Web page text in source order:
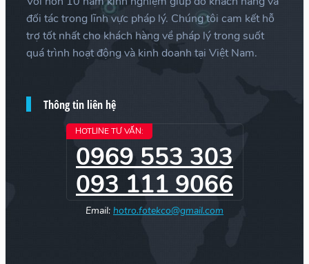
đối tác trong lĩnh vực pháp lý. Chúng tôi cam kết hỗ
trợ tốt nhất cho khách hàng về pháp lý trong suốt
quá trình hoạt động và kinh doanh tại Việt Nam.
Thông tin liên hệ
HOTLINE TƯ VẤN:
0969 553 303
093 111 9066
Email: hotro.fotekco@gmail.com